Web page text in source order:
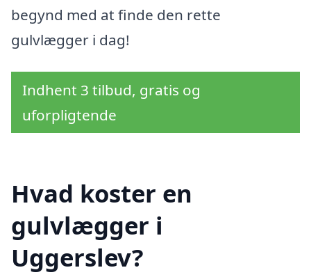
begynd med at finde den rette
gulvlægger i dag!
Indhent 3 tilbud, gratis og
uforpligtende
Hvad koster en
gulvlægger i
Uggerslev?